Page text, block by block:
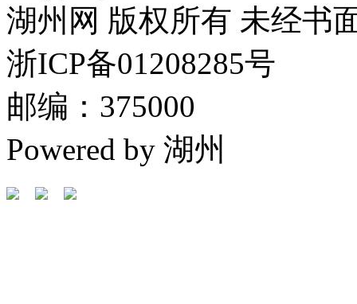
湖州网 版权所有 未经书
浙ICP备01208285号
邮编：375000
Powered by 湖州